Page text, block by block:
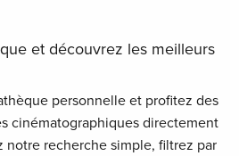
et découvrez les meilleurs
personnelle et profitez des
cinématographiques directement
notre recherche simple, filtrez par